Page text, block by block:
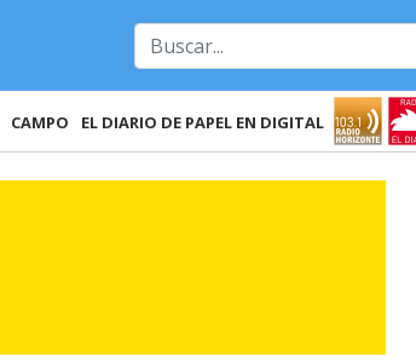
CAMPO EL DIARIO DE PAPEL EN DIGITAL